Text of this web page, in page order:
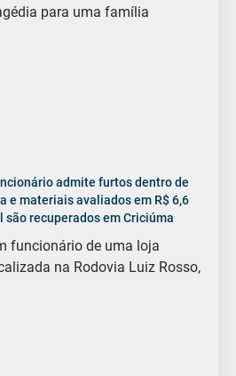
para uma família
admite furtos dentro de
e materiais avaliados em R$ 6,6
são recuperados em Criciúma
funcionário de uma loja
na Rodovia Luiz Rosso,